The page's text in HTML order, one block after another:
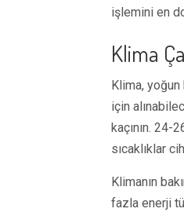
işlemini en
Klima
Klima,
için
kaçının. 24-
sıcaklıklar
Klimanın
fazla enerji